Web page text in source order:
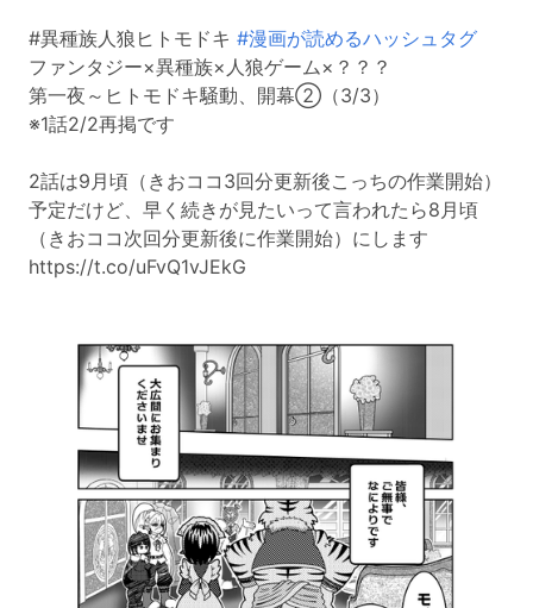
#異種族人狼ヒトモドキ #漫画が読めるハッシュタグ
ファンタジー×異種族×人狼ゲーム×？？？
第一夜～ヒトモドキ騒動、開幕②（3/3）
※1話2/2再掲です
2話は9月頃（きおココ3回分更新後こっちの作業開始）
予定だけど、早く続きが見たいって言われたら8月頃
（きおココ次回分更新後に作業開始）にします
https://t.co/uFvQ1vJEkG